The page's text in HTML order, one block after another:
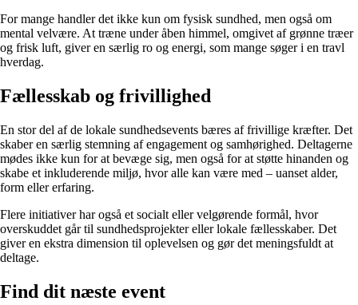
For mange handler det ikke kun om fysisk sundhed, men også om
mental velvære. At træne under åben himmel, omgivet af grønne træer
og frisk luft, giver en særlig ro og energi, som mange søger i en travl
hverdag.
Fællesskab og frivillighed
En stor del af de lokale sundhedsevents bæres af frivillige kræfter. Det
skaber en særlig stemning af engagement og samhørighed. Deltagerne
mødes ikke kun for at bevæge sig, men også for at støtte hinanden og
skabe et inkluderende miljø, hvor alle kan være med – uanset alder,
form eller erfaring.
Flere initiativer har også et socialt eller velgørende formål, hvor
overskuddet går til sundhedsprojekter eller lokale fællesskaber. Det
giver en ekstra dimension til oplevelsen og gør det meningsfuldt at
deltage.
Find dit næste event